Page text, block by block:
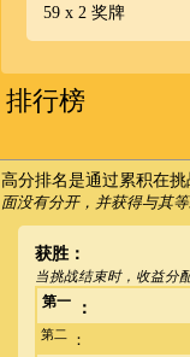
59 x 2 奖牌
排行榜
高分排名是通过累积在挑
面没有分开，并获得与其
获胜：
当挑战结束时，收益分
第一：
第二 ：